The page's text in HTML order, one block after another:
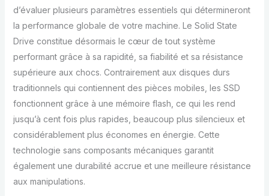
d’évaluer plusieurs paramètres essentiels qui détermineront
la performance globale de votre machine. Le Solid State
Drive constitue désormais le cœur de tout système
performant grâce à sa rapidité, sa fiabilité et sa résistance
supérieure aux chocs. Contrairement aux disques durs
traditionnels qui contiennent des pièces mobiles, les SSD
fonctionnent grâce à une mémoire flash, ce qui les rend
jusqu’à cent fois plus rapides, beaucoup plus silencieux et
considérablement plus économes en énergie. Cette
technologie sans composants mécaniques garantit
également une durabilité accrue et une meilleure résistance
aux manipulations.